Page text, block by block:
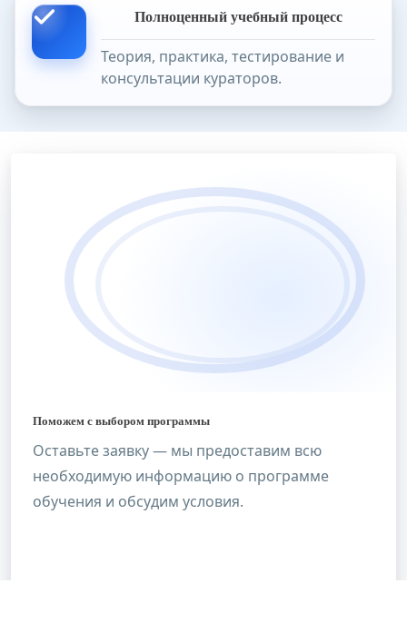
Полноценный учебный процесс
Теория, практика, тестирование и
консультации кураторов.
Поможем с выбором программы
Оставьте заявку — мы предоставим всю
необходимую информацию о программе
обучения и обсудим условия.